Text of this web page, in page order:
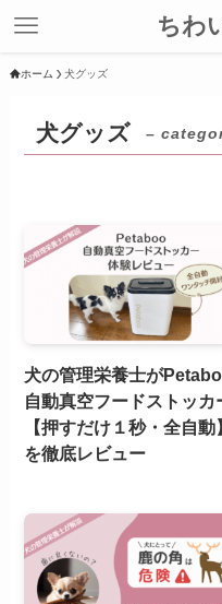
ちわ
ホーム 犬グッズ
犬グッズ –
犬の管理栄養士が
自動真空フードストッカ
【押すだけ１秒・全自動
を徹底レビュー